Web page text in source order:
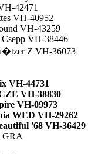
42471
VH-40952
VH-43259
VH-38446
Z VH-36073
VH-44731
VH-38830
VH-09973
WED VH-29262
'68 VH-36429
GRA